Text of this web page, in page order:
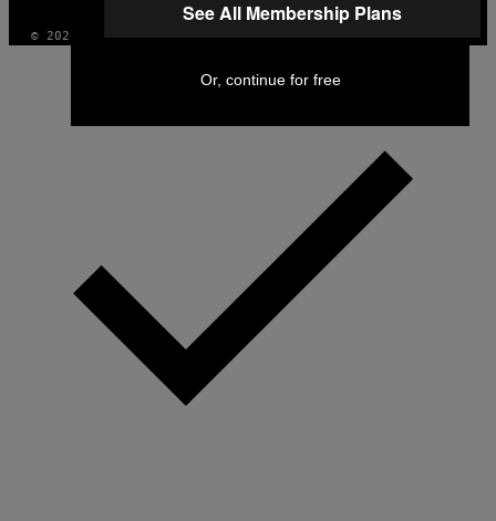
© 2026 VICE DIGITAL PUBLISHING, LLC
See All Membership Plans
Or, continue for free